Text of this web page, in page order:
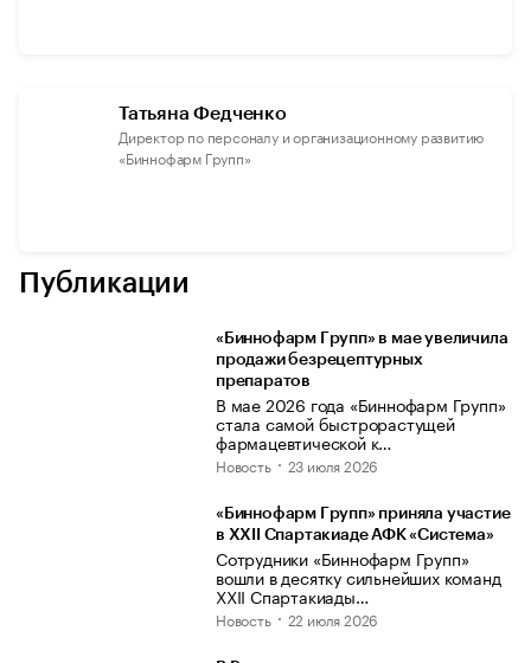
Татьяна Федченко
Директор по персоналу и организационному развитию
«Биннофарм Групп»
Публикации
«Биннофарм Групп» в мае увеличила
продажи безрецептурных
препаратов
В мае 2026 года «Биннофарм Групп»
стала самой быстрорастущей
фармацевтической к…
Новость 23 июля 2026
«Биннофарм Групп» приняла участие
в XXII Спартакиаде АФК «Система»
Сотрудники «Биннофарм Групп»
вошли в десятку сильнейших команд
XXII Спартакиады…
Новость 22 июля 2026